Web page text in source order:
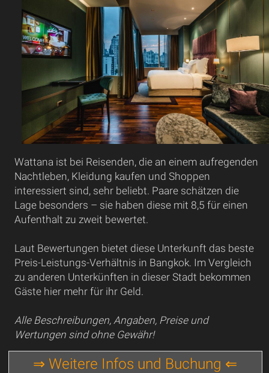
Wattana ist bei Reisenden, die an einem aufregenden
Nachtleben, Kleidung kaufen und Shoppen
interessiert sind, sehr beliebt. Paare schätzen die
Lage besonders – sie haben diese mit 8,5 für einen
Aufenthalt zu zweit bewertet.
Laut Bewertungen bietet diese Unterkunft das beste
Preis-Leistungs-Verhältnis in Bangkok. Im Vergleich
zu anderen Unterkünften in dieser Stadt bekommen
Gäste hier mehr für ihr Geld.
Alle Beschreibungen, Angaben, Preise und
Wertungen sind ohne Gewähr!
⇒ Weitere Infos und Buchung ⇐